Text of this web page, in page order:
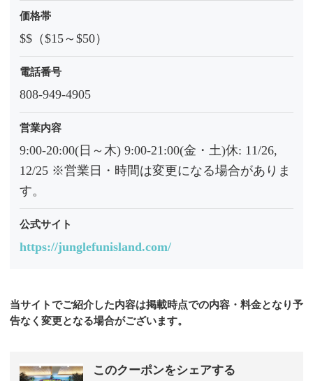
価格帯
$$（$15～$50）
電話番号
808-949-4905
営業内容
9:00-20:00(日～木) 9:00-21:00(金・土)休: 11/26,
12/25 ※営業日・時間は変更になる場合がありま
す。
公式サイト
https://junglefunisland.com/
当サイトでご紹介した内容は掲載時点での内容・料金となり予
告なく変更となる場合がございます。
このクーポンをシェアする